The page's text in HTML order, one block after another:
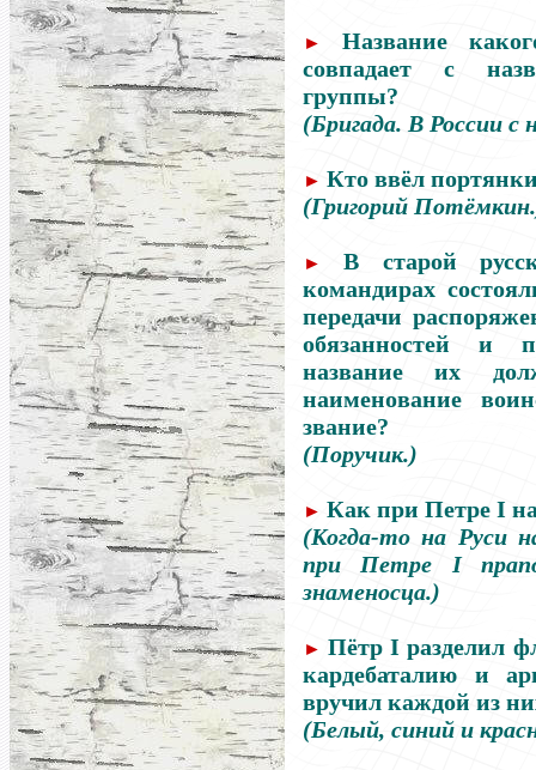
►
Название
совпадает с
группы?
(Бригада. В России с
► Кто ввёл
(Григорий
►
В старой
командирах
передачи
обязанностей и
название их
наименование
звание?
(Поручик.)
► Как при Петре I
(Когда-то на Руси
при Петре I
знаменосца.)
► Пётр I разделил
кардебаталию и
вручил каждой из
(Белый, синий и